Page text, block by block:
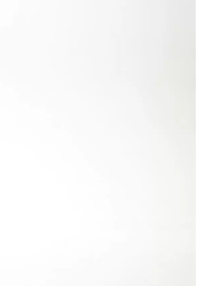
sich um 29 Zentimeter auf 13,29 m und
der Achte der Süddeutschen
seine Bestmarke überraschend um
Versuch von 37,52 m wurde
im Weitsprung mit 4,93 m (bisher 4,83
mit 4,57 m ihren Hausrekord um 26 cm.